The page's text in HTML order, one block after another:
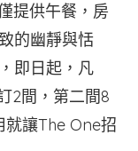
提供午餐，房
的幽靜與恬
即日起，凡
2間，第二間8
就讓The One招